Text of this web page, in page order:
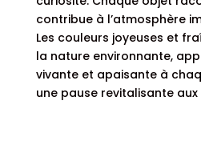
contribue à l’atmosphère
Les couleurs joyeuses et
la nature environnante,
vivante et apaisante à
une pause revitalisante aux